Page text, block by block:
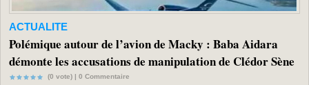
ACTUALITE
Polémique autour de l’avion de Macky : Baba Aidara
démonte les accusations de manipulation de Clédor Sène
(0 vote) | 0 Commentaire